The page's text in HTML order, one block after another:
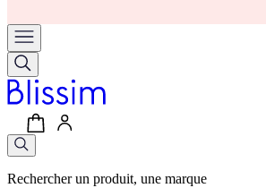
Rechercher un produit, une marque